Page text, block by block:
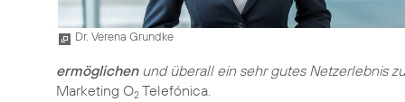
Dr. Verena Grundke
ermöglichenund überall ein sehr gutes Netzerlebnis
Marketing O2 Telefónica.